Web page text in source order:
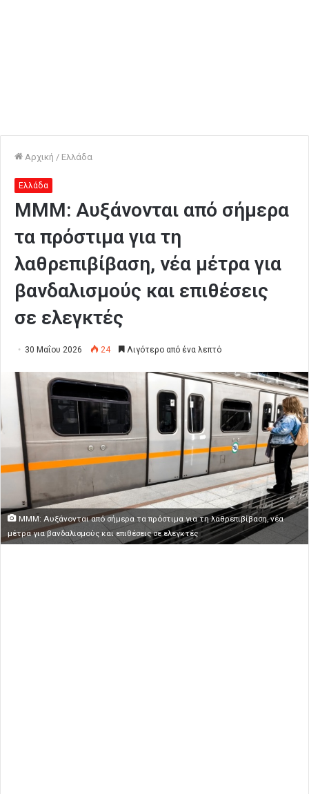
Αρχική / Ελλάδα
Ελλάδα
ΜΜΜ: Αυξάνονται από σήμερα
τα πρόστιμα για τη
λαθρεπιβίβαση, νέα μέτρα για
βανδαλισμούς και επιθέσεις
σε ελεγκτές
30 Μαΐου 2026 24 Λιγότερο από ένα λεπτό
ΜΜΜ: Αυξάνονται από σήμερα τα πρόστιμα για τη λαθρεπιβίβαση, νέα
μέτρα για βανδαλισμούς και επιθέσεις σε ελεγκτές